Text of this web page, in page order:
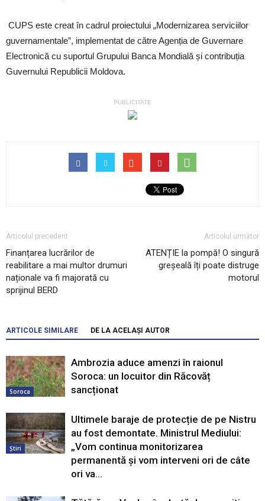
CUPS este creat în cadrul proiectului „Modernizarea serviciilor
guvernamentale”, implementat de către Agenția de Guvernare
Electronică cu suportul Grupului Banca Mondială și contribuția
Guvernului Republicii Moldova.
PUBLICITATE
Articolul precedent
Finanțarea lucrărilor de
reabilitare a mai multor drumuri
naționale va fi majorată cu
sprijinul BERD
Articolul următor
ATENȚIE la pompă! O singură
greșeală îți poate distruge
motorul
ARTICOLE SIMILARE DE LA ACELAȘI AUTOR
Soroca
Ambrozia aduce amenzi în raionul
Soroca: un locuitor din Răcovăț
sancționat
Știri
Ultimele baraje de protecție de pe Nistru
au fost demontate. Ministrul Mediului:
„Vom continua monitorizarea
permanentă și vom interveni ori de câte
ori va...